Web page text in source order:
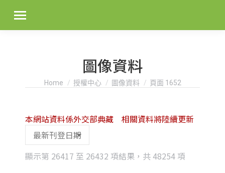
圖像資料
You are here:
Home 授權中心 圖像資料 頁面 1652
顯示第 26417 至 26432 項結果，共 48254 項
本網站資料係外交部典藏 相關資料將陸續更新